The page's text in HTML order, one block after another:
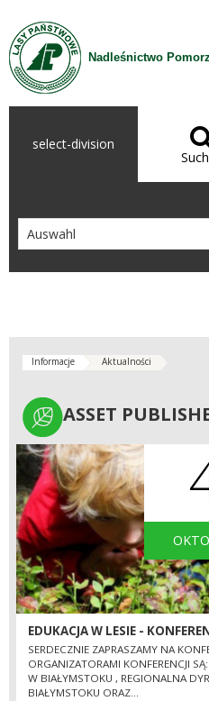
Zum Inhalt wechseln
Nadleśnictwo
select-division
Informacje Aktualności
ASSET
ASSET
EDUKACJA W LESIE -
SERDECZNIE ZAPRASZAMY NA
ORGANIZATORAMI KONFERENCJI
W BIAŁYMSTOKU , REGIONALNA
BIAŁYMSTOKU ORAZ...